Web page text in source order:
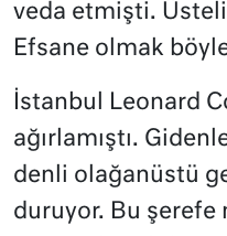
veda etmişti.
Efsane olmak
İstanbul Leonard
ağırlamıştı.
denli olağanüstü
duruyor. Bu